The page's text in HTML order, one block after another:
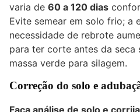
varia de 60 a 120 dias
Evite semear em solo frio; a
necessidade de rebrote
para ter corte antes da seca
massa verde para silagem.
Correção do solo e